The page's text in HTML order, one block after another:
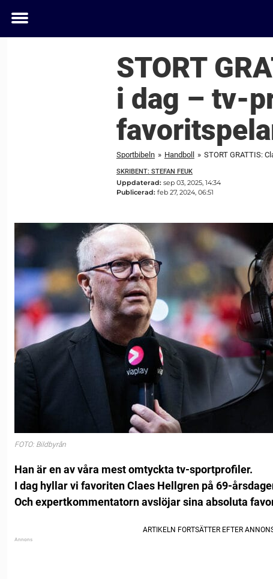
Toggle
STORT
i dag – tv-
Sportbibeln » Handboll » STORT GRATTIS:
SKRIBENT: STEFAN FEUK
Uppdaterad: sep 03, 2025, 14:34
Publicerad: feb 27, 2024, 06:51
FOTO: Bildbyrån
Han är en av våra mest omtyckta tv-sportprofiler.
I dag hyllar vi favoriten Claes Hellgren på 69-
Och expertkommentatorn avslöjar sina absoluta